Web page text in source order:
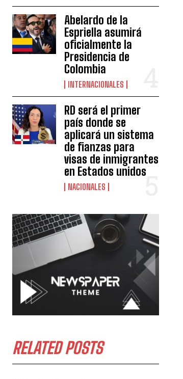
Abelardo de la
Espriella asumirá
oficialmente la
Presidencia de
Colombia
INTERNACIONALES
RD será el primer
país donde se
aplicará un sistema
de fianzas para
visas de inmigrantes
en Estados unidos
NACIONALES
RELATED POSTS